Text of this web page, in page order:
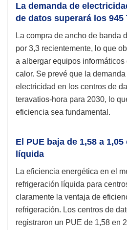
La demanda de
de datos superará los 945
La compra de ancho de banda
por 3,3 recientemente, lo que
a albergar equipos
calor. Se prevé que la
electricidad en los centros de
teravatios-hora para 2030, lo
eficiencia sea fundamental.
El PUE baja de 1,58 a
líquida
La eficiencia energética en el
refrigeración líquida para
claramente la ventaja de
refrigeración. Los centros de
registraron un PUE de 1,58 en